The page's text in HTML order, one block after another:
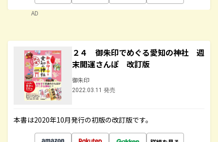
AD
２４ 御朱印でめぐる愛知の神社 週
末開運さんぽ 改訂版
御朱印
2022.03.11 発売
本書は2020年10月発行の初版の改訂版です。